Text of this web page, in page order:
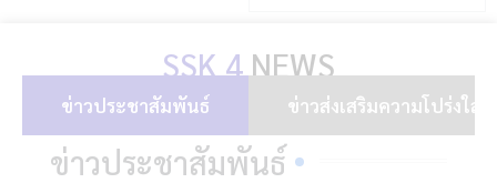
SSK 4 NEWS
ข่าวประชาสัมพันธ์ ข่าวส่งเสริมความโปร่งใส
ข่าวประชาสัมพันธ์